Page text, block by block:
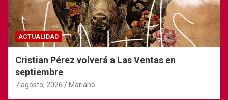
ACTUALIDAD
Cristian Pérez volverá a Las Ventas en
septiembre
7 agosto, 2026 Mariano